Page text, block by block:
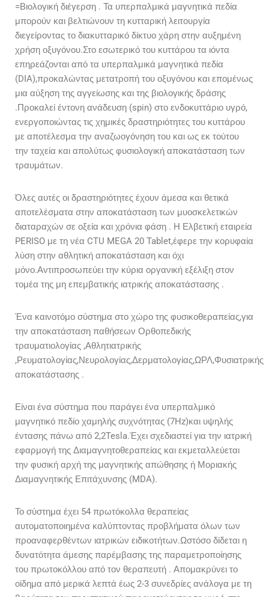
=Βιολογική διέγερση . Τα υπερπαλμικά μαγνητικά πεδία
μπορούν και βελτιώνουν τη κυτταρική λειτουργία
διεγείροντας το διακυτταρικό δίκτυο χάρη στην αυξημένη
χρήση οξυγόνου.Στο εσωτερικό του κυττάρου τα ιόντα
επηρεάζονται από τα υπερπαλμικά μαγνητικά πεδία
(DIA),προκαλώντας μετατροπή του οξυγόνου και επομένως
μια αύξηση της αγγείωσης και της βιολογικής δράσης
.Προκαλεί έντονη ανάδευση (spin) στο ενδοκυττάριο υγρό,
ενεργοποιώντας τις χημικές δραστηριότητες του κυττάρου
με αποτέλεσμα την αναζωογόνηση του και ως εκ τούτου
την ταχεία και απολύτως φυσιολογική αποκατάσταση των
τραυμάτων.
Όλες αυτές οι δραστηριότητες έχουν άμεσα και θετικά
αποτελέσματα στην αποκατάσταση των μυοσκελετικών
διαταραχών σε οξεία και χρόνια φάση . Η Ελβετική εταιρεία
PERISO με τη νέα CTU MEGA 20 Tablet,έφερε την κορυφαία
λύση στην αθλητική αποκατάσταση και όχι
μόνο.Αντιπροσωπεύει την κύρια οργανική εξέλιξη στον
τομέα της μη επεμβατικής ιατρικής αποκατάστασης .
Ένα καινοτόμο σύστημα στο χώρο της φυσικοθεραπείας,για
την αποκατάσταση παθήσεων Ορθοπεδικής
τραυματιολογίας ,Αθλητιατρικής
,Ρευματολογίας,Νευρολογίας,Δερματολογίας,ΩΡΛ,Φυσιατρικής
αποκατάστασης .
Είναι ένα σύστημα που παράγει ένα υπερπαλμικό
μαγνητικό πεδίο χαμηλής συχνότητας (7Hz)και υψηλής
έντασης πάνω από 2,2Tesla.Έχει σχεδιαστεί για την ιατρική
εφαρμογή της Διαμαγνητοθεραπείας και εκμεταλλεύεται
την φυσική αρχή της μαγνητικής απώθησης ή Μοριακής
Διαμαγνητικής Επιτάχυνσης (MDA).
Το σύστημα έχει 54 πρωτόκολλα θεραπείας
αυτοματοποιημένα καλύπτοντας προβλήματα όλων των
προαναφερθέντων ιατρικών ειδικοτήτων.Ωστόσο δίδεται η
δυνατότητα άμεσης παρέμβασης της παραμετροποίησης
του πρωτοκόλλου από τον θεραπευτή . Απομακρύνει το
οίδημα από μερικά λεπτά έως 2-3 συνεδρίες ανάλογα με τη